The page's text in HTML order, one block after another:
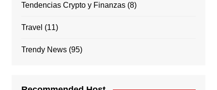
Tendencias Crypto y Finanzas(8)
Travel (11)
Trendy News(95)